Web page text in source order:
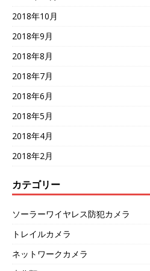
2018年10月
2018年9月
2018年8月
2018年7月
2018年6月
2018年5月
2018年4月
2018年2月
カテゴリー
ソーラーワイヤレス防犯カメラ
トレイルカメラ
ネットワークカメラ